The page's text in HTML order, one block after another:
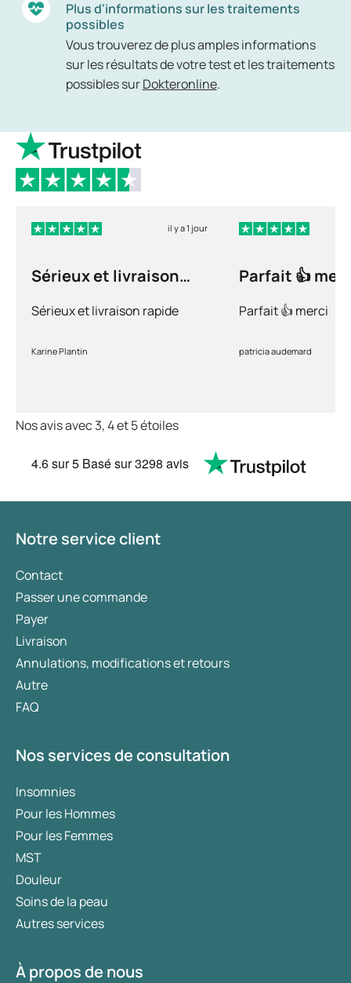
Plus d'informations sur les traitements
possibles
Vous trouverez de plus amples informations
sur les résultats de votre test et les traitements
possibles surDokteronline.
il y a 1 jour
Sérieux et livraison
Sérieux et livraison rapide
Karine Plantin
Parfait 👍
Parfait 👍 merci
patricia audemard
Nos avis avec 3, 4 et 5 étoiles
4.6sur 5 Basé sur3298 avis
Notre service client
Contact
Passer une commande
Payer
Livraison
Annulations, modifications et retours
Autre
FAQ
Nos services de consultation
Insomnies
Pour les Hommes
Pour les Femmes
MST
Douleur
Soins de la peau
Autres services
À propos de nous